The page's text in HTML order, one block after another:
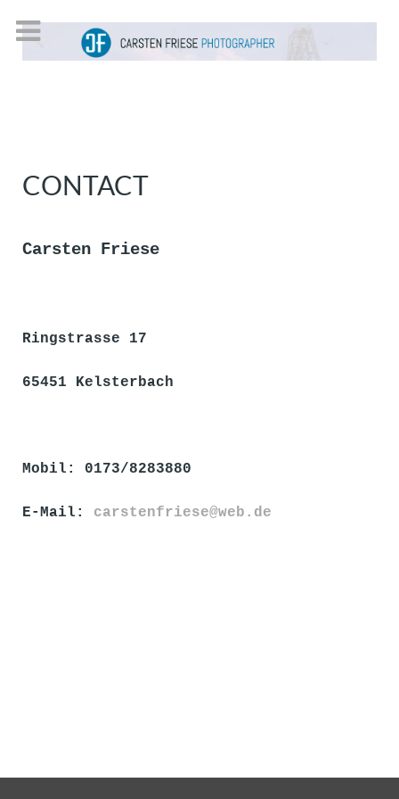
CONTACT
Carsten Friese
Ringstrasse 17
65451 Kelsterbach
Mobil: 0173/8283880
E-Mail: carstenfriese@web.de